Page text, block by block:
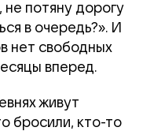
не потяну дорогу
в очередь?». И
нет свободных
вперед.
живут
бросили, кто-то